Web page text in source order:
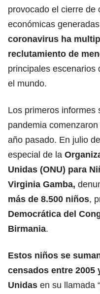
provocado el cierre de
económicas
coronavirus ha
reclutamiento de
principales escenarios
el mundo.
Los primeros informes
pandemia
año pasado. En julio
especial de la
Unidas (ONU) para
Virginia Gamba,
más de 8.500 niños,
Democrática del
Birmania.
Estos niños se
censados entre 2005
Unidas en su llamada “